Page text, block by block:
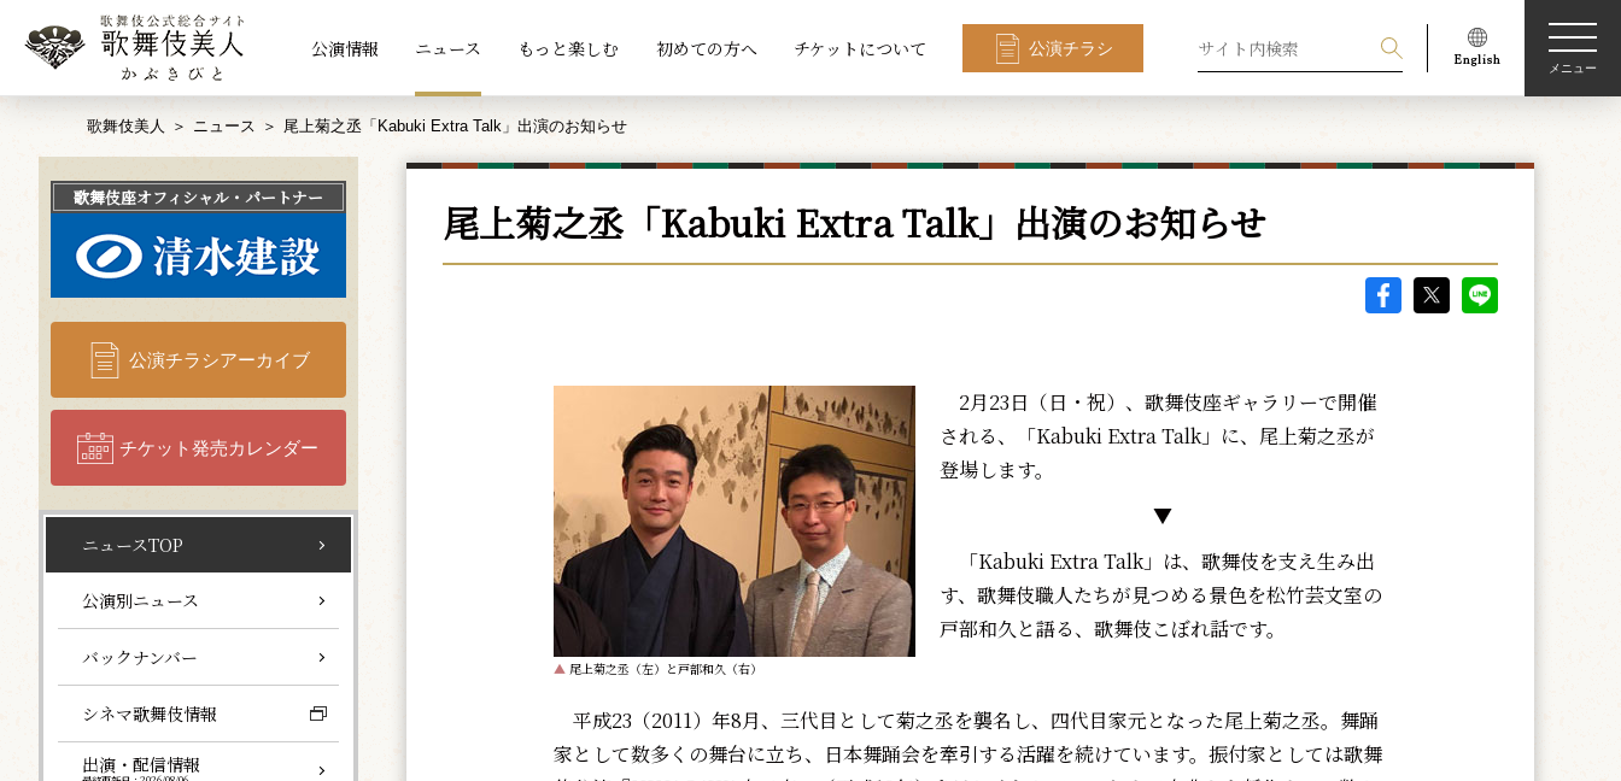
公演情報 ニュース もっと楽しむ 初めての方へ チケットについて 公演チラシ
メニュー
歌舞伎美人 ニュース 尾上菊之丞「Kabuki Extra Talk」出演のお知らせ
尾上菊之丞「Kabuki Extra Talk」出演のお知らせ
▲ 尾上菊之丞（左）と戸部和久（右）
2月23日（日・祝）、歌舞伎座ギャラリーで開催
される、「Kabuki Extra Talk」に、尾上菊之丞が
登場します。
▼
「Kabuki Extra Talk」は、歌舞伎を支え生み出
す、歌舞伎職人たちが見つめる景色を松竹芸文室の
戸部和久と語る、歌舞伎こぼれ話です。
平成23（2011）年8月、三代目として菊之丞を襲名し、四代目家元となった尾上菊之丞。舞踊
家として数多くの舞台に立ち、日本舞踊会を牽引する活躍を続けています。振付家としては歌舞
歌舞伎座オフィシャル・パートナー
公演チラシアーカイブ
チケット発売カレンダー
ニュースTOP
公演別ニュース
バックナンバー
シネマ歌舞伎情報
出演・配信情報